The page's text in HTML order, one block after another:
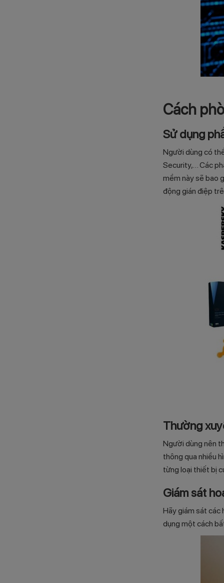
Cách
Sử dụng
Người dùng có
Security,… Các
mềm này sẽ bao
động gián điệp
Thường
Người dùng nên
thông qua nhiều
từng loại thiết bị
Giám sát
Hãy giám sát các
dụng một cách